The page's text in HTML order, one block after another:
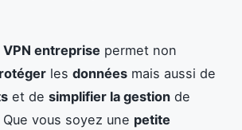
VPN entreprise permet non
les données mais aussi de
et de simplifier la gestion de
Que vous soyez une petite